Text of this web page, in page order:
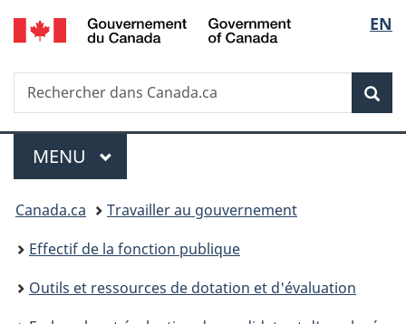
Passer
au
principal
Passer
à
Au
du
Passer
à
version
simplifiée
de
la
EN
Recherche
Rechercher
dans
Menu
MENU PRINCIPAL
Vous
êtes
ici :
Canada.ca
Travailler au gouvernement
Effectif de la fonction publique
Outils et ressources de dotation et d'évaluation